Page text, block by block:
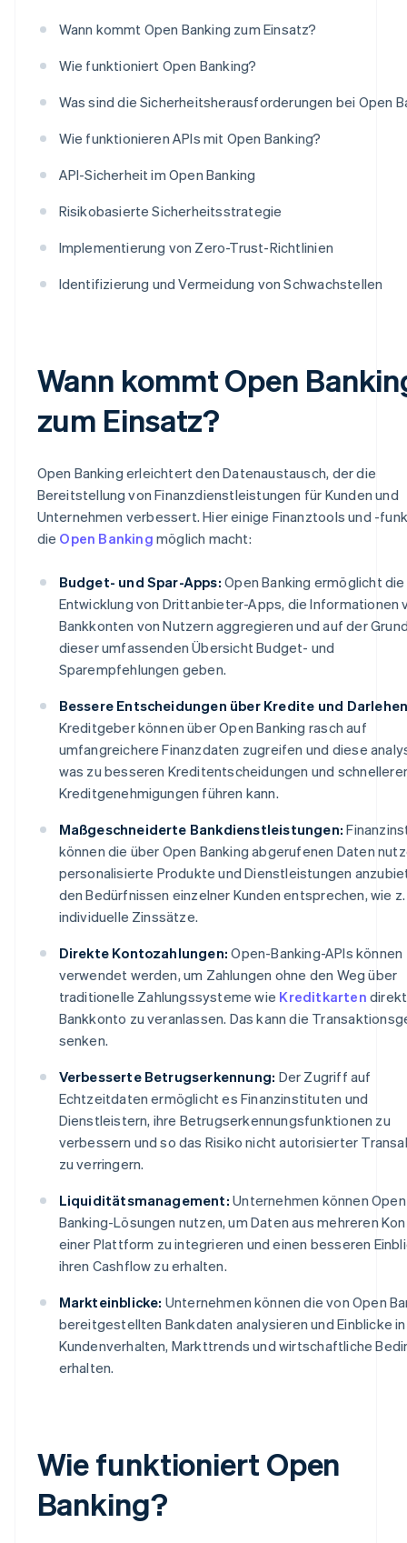
Wann kommt Open Banking zum Einsatz?
Wie funktioniert Open Banking?
Was sind die Sicherheitsherausforderungen bei Open
Wie funktionieren APIs mit Open Banking?
API-Sicherheit im Open Banking
Risikobasierte Sicherheitsstrategie
Implementierung von Zero-Trust-Richtlinien
Identifizierung und Vermeidung von Schwachstellen
Wann kommt Open
zum Einsatz?
Open Banking erleichtert den Datenaustausch, der die
Bereitstellung von Finanzdienstleistungen für Kunden und
Unternehmen verbessert. Hier einige Finanztools und -
die Open Banking möglich macht:
Budget- und Spar-Apps: Open Banking ermöglicht die
Entwicklung von Drittanbieter-Apps, die Informationen
Bankkonten von Nutzern aggregieren und auf der
dieser umfassenden Übersicht Budget- und
Sparempfehlungen geben.
Bessere Entscheidungen über Kredite und
Kreditgeber können über Open Banking rasch auf
umfangreichere Finanzdaten zugreifen und diese
was zu besseren Kreditentscheidungen und
Kreditgenehmigungen führen kann.
Maßgeschneiderte Bankdienstleistungen:
können die über Open Banking abgerufenen Daten
personalisierte Produkte und Dienstleistungen
den Bedürfnissen einzelner Kunden entsprechen, wie z.
individuelle Zinssätze.
Direkte Kontozahlungen: Open-Banking-APIs können
verwendet werden, um Zahlungen ohne den Weg über
traditionelle Zahlungssysteme wie Kreditkarten
Bankkonto zu veranlassen. Das kann die
senken.
Verbesserte Betrugserkennung: Der Zugriff auf
Echtzeitdaten ermöglicht es Finanzinstituten und
Dienstleistern, ihre Betrugserkennungsfunktionen zu
verbessern und so das Risiko nicht autorisierter
zu verringern.
Liquiditätsmanagement: Unternehmen können
Banking-Lösungen nutzen, um Daten aus mehreren
einer Plattform zu integrieren und einen besseren
ihren Cashflow zu erhalten.
Markteinblicke: Unternehmen können die von Open
bereitgestellten Bankdaten analysieren und Einblicke in
Kundenverhalten, Markttrends und wirtschaftliche
erhalten.
Wie funktioniert Open
Banking?